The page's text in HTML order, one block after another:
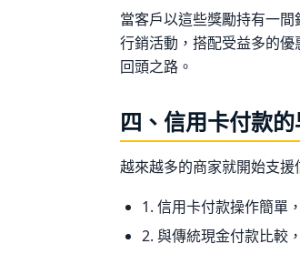
當客戶以這些獎勵持有一
行銷活動，搭配受益多的
回頭之路。
四、信用卡付款
越來越多的商家就開始支援
1. 信用卡付款操作簡單
2. 與傳統現金付款比較